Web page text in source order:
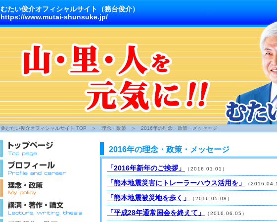
むたい俊介オフィシャルサイト（務台俊介）
https://www.mutai-shunsuke.jp/
＠むたい俊介オフィシャルサイト TOP＞理念・政策＞2016年の理念・政策・メッセージ
2016年の理念・政策・メッセージ
「2016年新年のご挨拶」 （2016.01.01）
「熊本地震災害にトレーラーハウス活用を」 （
「熊本地震被災地を歩く」 （2016.05.08）
「平成28年通常国会を終えて」 （2016.06.05）